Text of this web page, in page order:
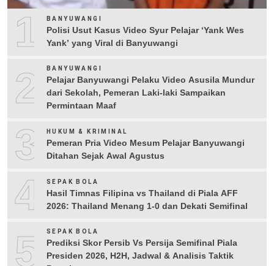
1 BANYUWANGI
Polisi Usut Kasus Video Syur Pelajar ‘Yank Wes
Yank’ yang Viral di Banyuwangi
2 BANYUWANGI
Pelajar Banyuwangi Pelaku Video Asusila Mundur
dari Sekolah, Pemeran Laki-laki Sampaikan
Permintaan Maaf
3 HUKUM & KRIMINAL
Pemeran Pria Video Mesum Pelajar Banyuwangi
Ditahan Sejak Awal Agustus
4 SEPAK BOLA
Hasil Timnas Filipina vs Thailand di Piala AFF
2026: Thailand Menang 1-0 dan Dekati Semifinal
5 SEPAK BOLA
Prediksi Skor Persib Vs Persija Semifinal Piala
Presiden 2026, H2H, Jadwal & Analisis Taktik